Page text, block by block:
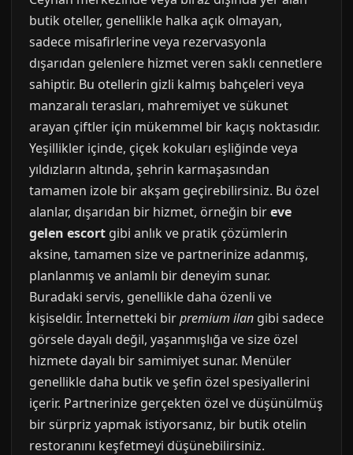
butik oteller, genellikle halka açık olmayan,
sadece misafirlerine veya rezervasyonla
dışarıdan gelenlere hizmet veren saklı cennetlere
sahiptir. Bu otellerin gizli kalmış bahçeleri veya
manzaralı terasları, mahremiyet ve sükunet
arayan çiftler için mükemmel bir kaçış noktasıdır.
Yeşillikler içinde, çiçek kokuları eşliğinde veya
yıldızların altında, şehrin karmaşasından
tamamen izole bir akşam geçirebilirsiniz. Bu özel
alanlar, dışarıdan bir hizmet, örneğin bireve
gelen escort gibi anlık ve pratik çözümlerin
aksine, tamamen size ve partnerinize adanmış,
planlanmış ve anlamlı bir deneyim sunar.
Buradaki servis, genellikle daha özenli ve
kişiseldir. İnternetteki birpremium ilan gibi sadece
görsele dayalı değil, yaşanmışlığa ve size özel
hizmete dayalı bir samimiyet sunar. Menüler
genellikle daha butik ve şefin özel spesiyallerini
içerir. Partnerinize gerçekten özel ve düşünülmüş
bir sürpriz yapmak istiyorsanız, bir butik otelin
restoranını keşfetmeyi düşünebilirsiniz.